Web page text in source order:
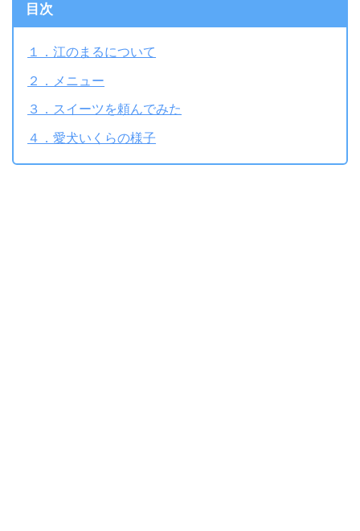
目次
１．江のまるについて
２．メニュー
３．スイーツを頼んでみた
４．愛犬いくらの様子